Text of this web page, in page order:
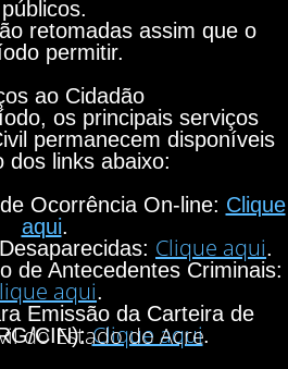
públicos.
retomadas assim que o
permitir.
ao Cidadão
os principais serviços
permanecem disponíveis
dos links abaixo:
Ocorrência On-line: Clique
aqui.
Clique aqui.
de Antecedentes Criminais:
aqui.
Emissão da Carteira de
CIN):Clique aqui.
do Estado do Acre